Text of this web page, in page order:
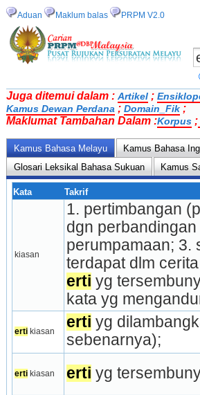
Aduan Maklum balas PRPM V2.0
Juga ditemui dalam : Artikel ;
Kamus Dewan Perdana ; Domain_Fik ;
Maklumat Tambahan Dalam :Korpus ;
Kamus Bahasa Melayu Kamus Bahasa
Glosari Leksikal Bahasa Sukuan
Kamus
Kata Takrif
kiasan
1. pertimbangan
dgn
perum­pamaan; 3.
terdapat dlm
erti yg
kata yg
erti kiasan
erti yg
sebenarnya);
erti kiasan erti yg